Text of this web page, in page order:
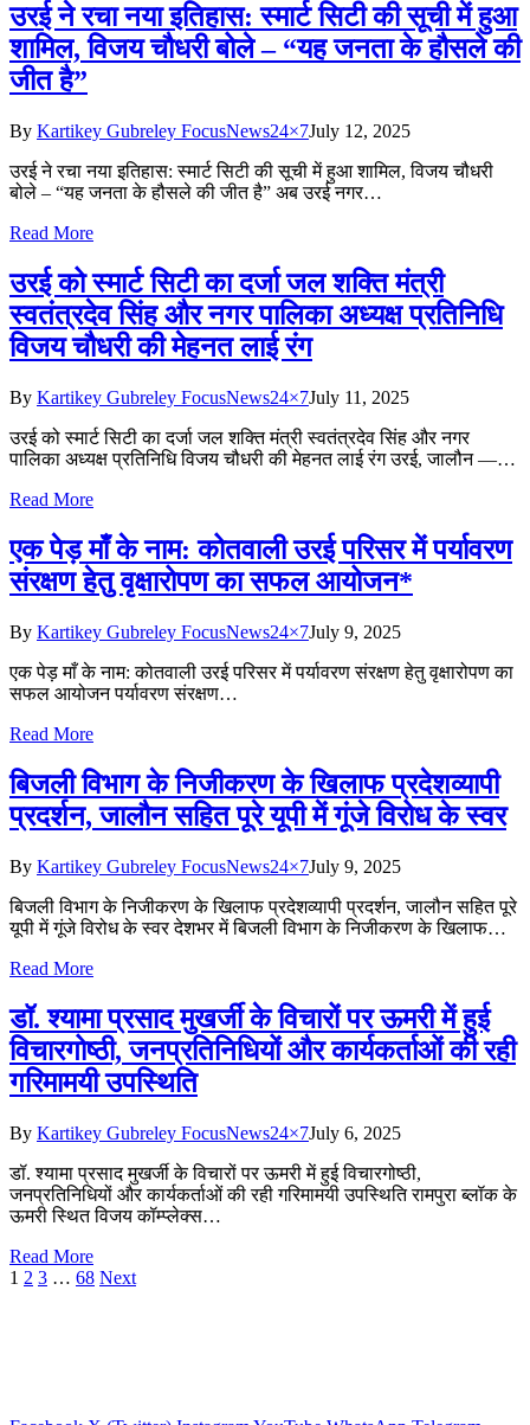
उरई ने रचा नया इतिहास: स्मार्ट सिटी की सूची में हुआ
शामिल, विजय चौधरी बोले – “यह जनता के हौसले की
जीत है”
By Kartikey Gubreley FocusNews24×7July 12, 2025
उरई ने रचा नया इतिहास: स्मार्ट सिटी की सूची में हुआ शामिल, विजय चौधरी
बोले – “यह जनता के हौसले की जीत है” अब उरई नगर…
Read More
उरई को स्मार्ट सिटी का दर्जा जल शक्ति मंत्री
स्वतंत्रदेव सिंह और नगर पालिका अध्यक्ष प्रतिनिधि
विजय चौधरी की मेहनत लाई रंग
By Kartikey Gubreley FocusNews24×7July 11, 2025
उरई को स्मार्ट सिटी का दर्जा जल शक्ति मंत्री स्वतंत्रदेव सिंह और नगर
पालिका अध्यक्ष प्रतिनिधि विजय चौधरी की मेहनत लाई रंग उरई, जालौन —…
Read More
एक पेड़ माँ के नाम: कोतवाली उरई परिसर में पर्यावरण
संरक्षण हेतु वृक्षारोपण का सफल आयोजन*
By Kartikey Gubreley FocusNews24×7July 9, 2025
एक पेड़ माँ के नाम: कोतवाली उरई परिसर में पर्यावरण संरक्षण हेतु वृक्षारोपण का
सफल आयोजन पर्यावरण संरक्षण…
Read More
बिजली विभाग के निजीकरण के खिलाफ प्रदेशव्यापी
प्रदर्शन, जालौन सहित पूरे यूपी में गूंजे विरोध के स्वर
By Kartikey Gubreley FocusNews24×7July 9, 2025
बिजली विभाग के निजीकरण के खिलाफ प्रदेशव्यापी प्रदर्शन, जालौन सहित पूरे
यूपी में गूंजे विरोध के स्वर देशभर में बिजली विभाग के निजीकरण के खिलाफ…
Read More
डॉ. श्यामा प्रसाद मुखर्जी के विचारों पर ऊमरी में हुई
विचारगोष्ठी, जनप्रतिनिधियों और कार्यकर्ताओं की रही
गरिमामयी उपस्थिति
By Kartikey Gubreley FocusNews24×7July 6, 2025
डॉ. श्यामा प्रसाद मुखर्जी के विचारों पर ऊमरी में हुई विचारगोष्ठी,
जनप्रतिनिधियों और कार्यकर्ताओं की रही गरिमामयी उपस्थिति रामपुरा ब्लॉक के
ऊमरी स्थित विजय कॉम्प्लेक्स…
Read More
1 2 3 … 68 Next